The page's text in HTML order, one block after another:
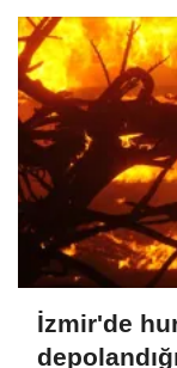
İzmir'de